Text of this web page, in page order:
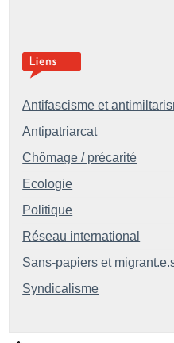
Antifascisme et
Antipatriarcat
Chômage / précarité
Ecologie
Politique
Réseau international
Sans-papiers et
Syndicalisme